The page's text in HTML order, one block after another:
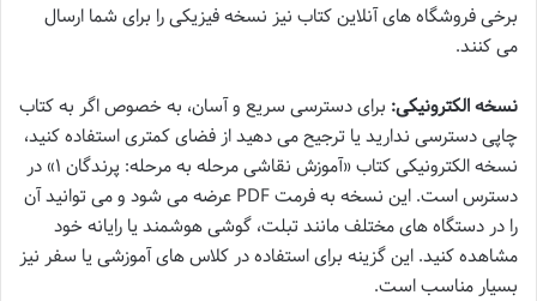
برخی فروشگاه های آنلاین کتاب نیز نسخه فیزیکی را برای شما ارسال
می کنند.
نسخه الکترونیکی: برای دسترسی سریع و آسان، به خصوص اگر به کتاب
چاپی دسترسی ندارید یا ترجیح می دهید از فضای کمتری استفاده کنید،
نسخه الکترونیکی کتاب «آموزش نقاشی مرحله به مرحله: پرندگان ۱» در
دسترس است. این نسخه به فرمت PDF عرضه می شود و می توانید آن
را در دستگاه های مختلف مانند تبلت، گوشی هوشمند یا رایانه خود
مشاهده کنید. این گزینه برای استفاده در کلاس های آموزشی یا سفر نیز
بسیار مناسب است.